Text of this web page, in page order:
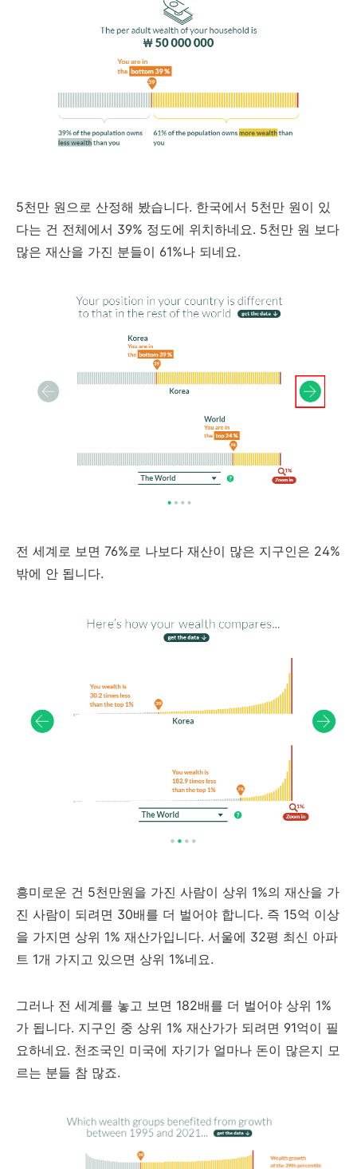
5천만 원으로 산정해 봤습니다. 한국에서 5천만 원이 있
다는 건 전체에서 39% 정도에 위치하네요. 5천만 원 보다
많은 재산을 가진 분들이 61%나 되네요.
전 세계로 보면 76%로 나보다 재산이 많은 지구인은 24%
밖에 안 됩니다.
흥미로운 건 5천만원을 가진 사람이 상위 1%의 재산을 가
진 사람이 되려면 30배를 더 벌어야 합니다. 즉 15억 이상
을 가지면 상위 1% 재산가입니다. 서울에 32평 최신 아파
트 1개 가지고 있으면 상위 1%네요.
그러나 전 세계를 놓고 보면 182배를 더 벌어야 상위 1%
가 됩니다. 지구인 중 상위 1% 재산가가 되려면 91억이 필
요하네요. 천조국인 미국에 자기가 얼마나 돈이 많은지 모
르는 분들 참 많죠.